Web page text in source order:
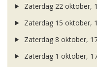
Zaterdag 22 oktober,
Zaterdag 15 oktober,
Zaterdag 8 oktober,
Zaterdag 1 oktober,